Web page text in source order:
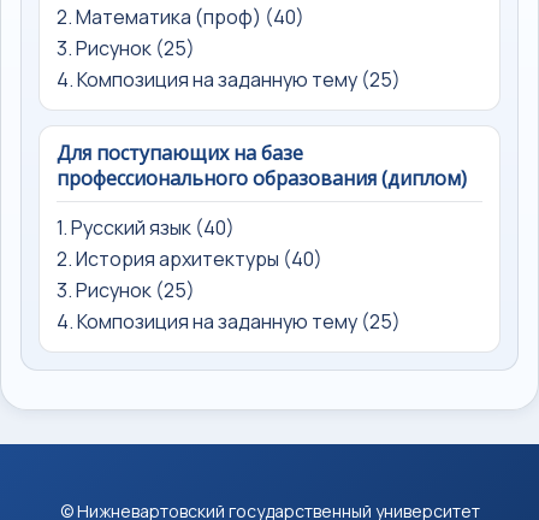
2. Математика (проф) (40)
3. Рисунок (25)
4. Композиция на заданную тему (25)
Для поступающих на базе
профессионального образования (диплом)
1. Русский язык (40)
2. История архитектуры (40)
3. Рисунок (25)
4. Композиция на заданную тему (25)
© Нижневартовский государственный университет